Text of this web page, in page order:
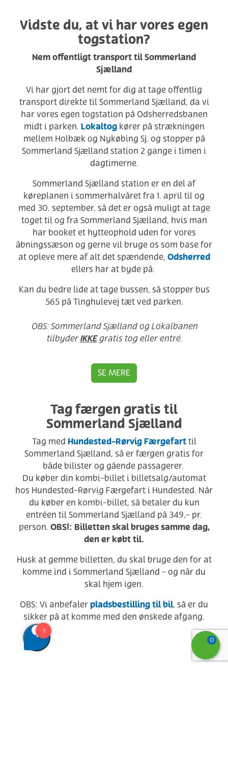
Vidste du, at vi har vores egen
togstation?
Nem offentligt transport til Sommerland
Sjælland
Vi har gjort det nemt for dig at tage offentlig
transport direkte til Sommerland Sjælland, da vi
har vores egen togstation på Odsherredsbanen
midt i parken. Lokaltog kører på strækningen
mellem Holbæk og Nykøbing Sj. og stopper på
Sommerland Sjælland station 2 gange i timen i
dagtimerne.
Sommerland Sjælland station er en del af
køreplanen i sommerhalvåret fra 1. april til og
med 30. september, så det er også muligt at tage
toget til og fra Sommerland Sjælland, hvis man
har booket et hytteophold uden for vores
åbningssæson og gerne vil bruge os som base for
at opleve mere af alt det spændende, Odsherred
ellers har at byde på.
Kan du bedre lide at tage bussen, så stopper bus
565 på Tinghulevej tæt ved parken.
OBS: Sommerland Sjælland og Lokalbanen
tilbyderIKKEgratis tog eller entré.
SE MERE
Tag færgen gratis til
Sommerland Sjælland
Tag med Hundested-Rørvig Færgefarttil
Sommerland Sjælland, så er færgen gratis for
både bilister og gående passagerer.
Du køber din kombi-billet i billetsalg/automat
hos Hundested-Rørvig Færgefart i Hundested. Når
du køber en kombi-billet, så betaler du kun
entréen til Sommerland Sjælland på 349,- pr.
person. OBS!: Billetten skal bruges samme dag,
den er købt til.
Husk at gemme billetten, du skal bruge den for at
komme ind i Sommerland Sjælland - og når du
skal hjem igen.
OBS: Vi anbefaler pladsbestilling til bil, så er du
sikker på at komme med den ønskede afgang.
0